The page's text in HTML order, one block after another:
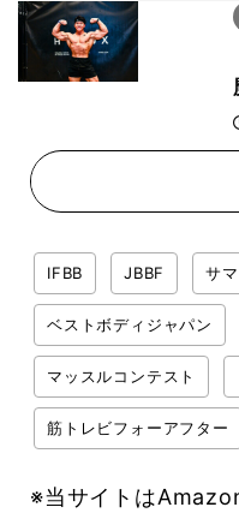
IFBB JBBF サ
ベストボディジャパン
マッスルコンテスト
筋トレビフォーアフター
※当サイトは